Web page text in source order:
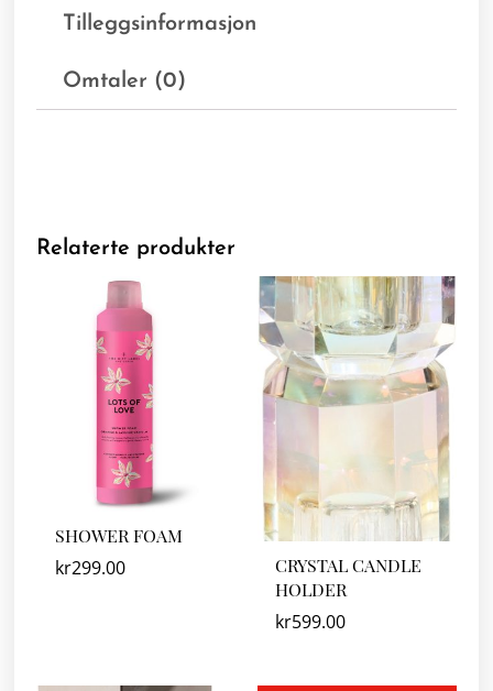
Tilleggsinformasjon
Omtaler (0)
Relaterte produkter
SHOWER FOAM
kr299.00
CRYSTAL CANDLE
HOLDER
kr599.00